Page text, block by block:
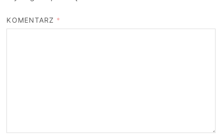
KOMENTARZ *